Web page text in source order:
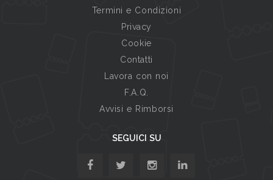
Termini e Condizioni
Privacy
Cookie
Contatti
Lavora con noi
F.A.Q.
Avvisi e Rimborsi
SEGUICI SU